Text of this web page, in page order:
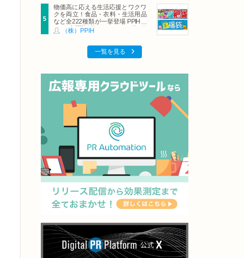
物価高に応える生活応援とワクワ
クを両立！食品・衣料・生活用品
など全222種類が一挙登場 PPIHグ
ループ「夏福袋」＆セール 8月6日
(木)より順次スタート
（株）PPIH
一覧を見る